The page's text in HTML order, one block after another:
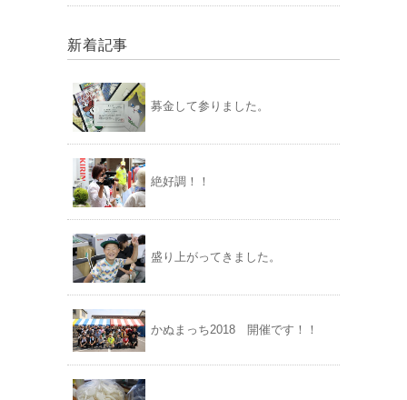
新着記事
募金して参りました。
絶好調！！
盛り上がってきました。
かぬまっち2018 開催です！！